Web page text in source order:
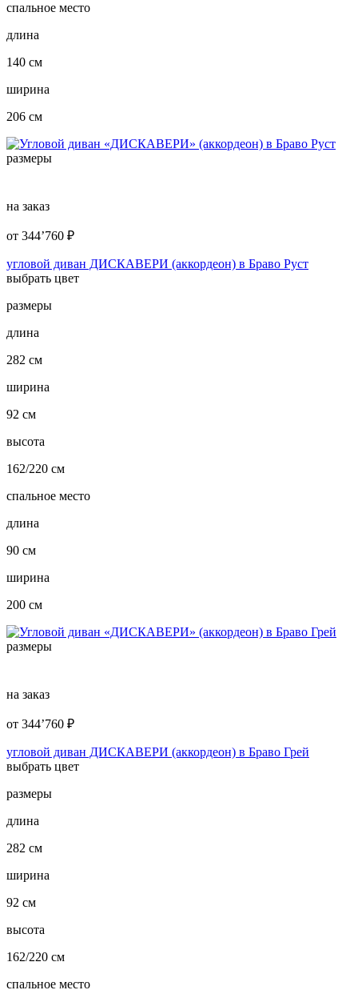
спальное место
длина
140 см
ширина
206 см
размеры
на заказ
от 344’760 ₽
угловой диван ДИСКАВЕРИ (аккордеон) в Браво Руст
выбрать цвет
размеры
длина
282 см
ширина
92 см
высота
162/220 см
спальное место
длина
90 см
ширина
200 см
размеры
на заказ
от 344’760 ₽
угловой диван ДИСКАВЕРИ (аккордеон) в Браво Грей
выбрать цвет
размеры
длина
282 см
ширина
92 см
высота
162/220 см
спальное место